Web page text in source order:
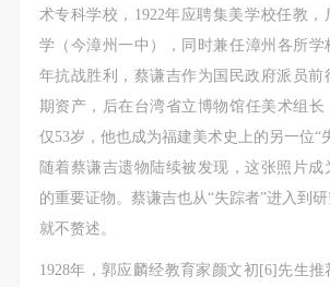
术专科学校，1922年应聘集美学校任教，
学（今漳州一中），同时兼任漳州各所学
年抗战胜利，蔡谦吉作为国民政府派员前
期资产，后在台湾省立博物馆任美术组长
仅53岁，他也成为福建美术史上的另一位“
随着蔡谦吉遗物陆续被发现，这张照片成
的重要证物。蔡谦吉也从“失踪者”进入到
就不赘述。
1928年，郭应麟经教育家颜文初[6]先生